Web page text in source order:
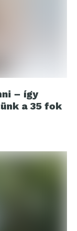
– így
a 35 fok